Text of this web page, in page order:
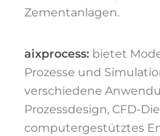
Zementanlagen.
aixprocess:bietet
Prozesse und
verschiedene
Prozessdesign, CFD-
computergestütztes